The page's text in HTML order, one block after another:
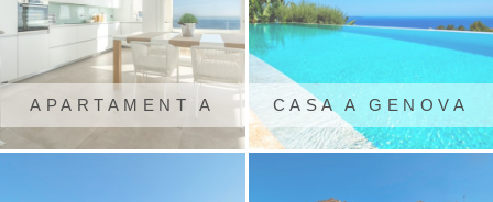
APARTAMENT A
CALA VINYES
CASA A GENOVA